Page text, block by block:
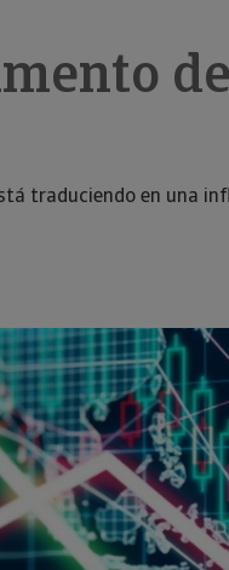
traduciendo en una